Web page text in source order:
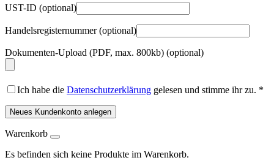
UST-ID (optional)
Handelsregisternummer(optional)
Dokumenten-Upload (PDF, max. 800kb) (optional)
Ich habe die Datenschutzerklärung gelesen und stimme ihr zu. *
Neues Kundenkonto anlegen
Warenkorb
Es befinden sich keine Produkte im Warenkorb.